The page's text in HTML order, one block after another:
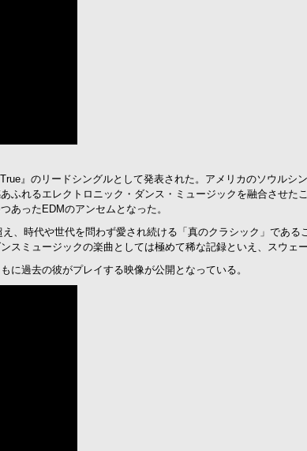
』のリードシングルとして発表された。アメリカのソウル
ふれるエレクトロニック・ダンス・ミュージックを融合させた
あったEDMのアンセムとなった。
、時代や世代を問わず愛され続ける「真のクラシック」であ
ミュージックの楽曲としては極めて稀な記録といえ、スウェ
に過去の彼がプレイする映像が公開となっている。